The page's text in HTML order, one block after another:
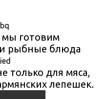
мы готовим
рыбные блюда
только для мяса,
лепешек.